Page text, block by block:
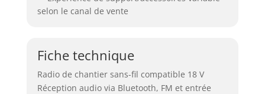
selon le canal de vente
Fiche technique
Radio de chantier sans-fil compatible 18 V
Réception audio via Bluetooth, FM et entrée